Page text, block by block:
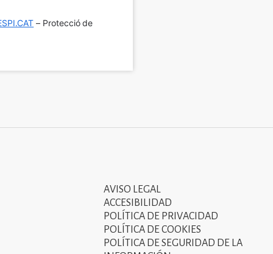
– Protecció de
Tercer
menú
AVISO LEGAL
ACCESIBILIDAD
POLÍTICA DE PRIVACIDAD
POLÍTICA DE COOKIES
POLÍTICA DE SEGURIDAD DE LA